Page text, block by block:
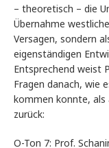
– theoretisch – die
Übernahme
Versagen, sondern
eigenständigen
Entsprechend weist
Fragen danach, wie
kommen konnte, als
zurück:
O-Ton 7: Prof.